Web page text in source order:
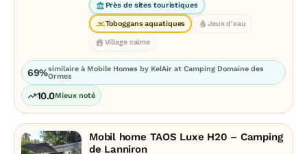
Près de sites touristiques
Toboggans aquatiques Jeux d'eau
Village calme
69%similaire à Mobile Homes by KelAir at Camping Domaine des
Ormes
10.0Mieux noté
Mobil home TAOS Luxe H20 – Camping
de Lanniron